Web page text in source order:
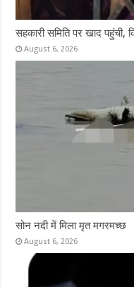
सहकारी समिति पर खाद
August 6, 2026
सोन नदी में मिला मृत मगरमच्छ
August 6, 2026